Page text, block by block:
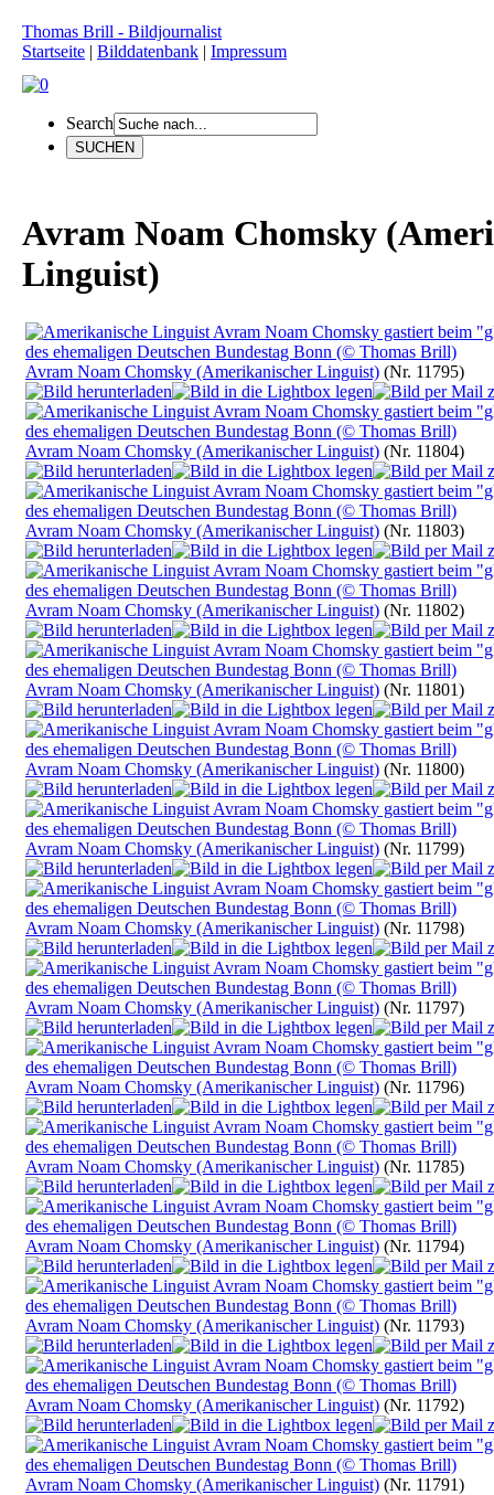
Thomas Brill - Bildjournalist
Startseite | Bilddatenbank | Impressum
Search
Avram Noam Chomsky
Linguist)
Avram Noam Chomsky (Amerikanischer Linguist) (Nr. 11795)
Avram Noam Chomsky (Amerikanischer Linguist) (Nr. 11804)
Avram Noam Chomsky (Amerikanischer Linguist) (Nr. 11803)
Avram Noam Chomsky (Amerikanischer Linguist) (Nr. 11802)
Avram Noam Chomsky (Amerikanischer Linguist) (Nr. 11801)
Avram Noam Chomsky (Amerikanischer Linguist) (Nr. 11800)
Avram Noam Chomsky (Amerikanischer Linguist) (Nr. 11799)
Avram Noam Chomsky (Amerikanischer Linguist) (Nr. 11798)
Avram Noam Chomsky (Amerikanischer Linguist) (Nr. 11797)
Avram Noam Chomsky (Amerikanischer Linguist) (Nr. 11796)
Avram Noam Chomsky (Amerikanischer Linguist) (Nr. 11785)
Avram Noam Chomsky (Amerikanischer Linguist) (Nr. 11794)
Avram Noam Chomsky (Amerikanischer Linguist) (Nr. 11793)
Avram Noam Chomsky (Amerikanischer Linguist) (Nr. 11792)
Avram Noam Chomsky (Amerikanischer Linguist) (Nr. 11791)